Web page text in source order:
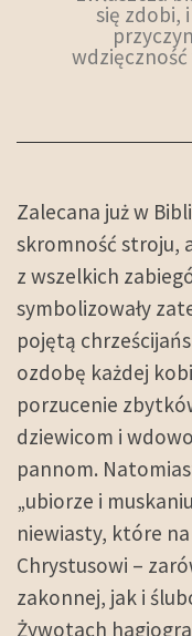
się zdobi,
Zalecana już w
skromność stroju,
z wszelkich
symbolizowały
pojętą
ozdobę każdej
porzucenie
dziewicom i
pannom.
„ubiorze i
niewiasty, które
Chrystusowi –
zakonnej, jak i
Żywotach